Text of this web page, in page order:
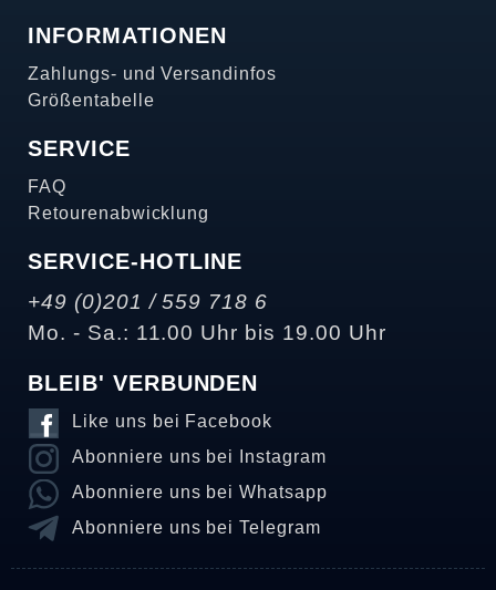
INFORMATIONEN
Zahlungs- und Versandinfos
Größentabelle
SERVICE
FAQ
Retourenabwicklung
SERVICE-HOTLINE
+49 (0)201 / 559 718 6
Mo. - Sa.: 11.00 Uhr bis 19.00 Uhr
BLEIB' VERBUNDEN
Like uns bei Facebook
Abonniere uns bei Instagram
Abonniere uns bei Whatsapp
Abonniere uns bei Telegram